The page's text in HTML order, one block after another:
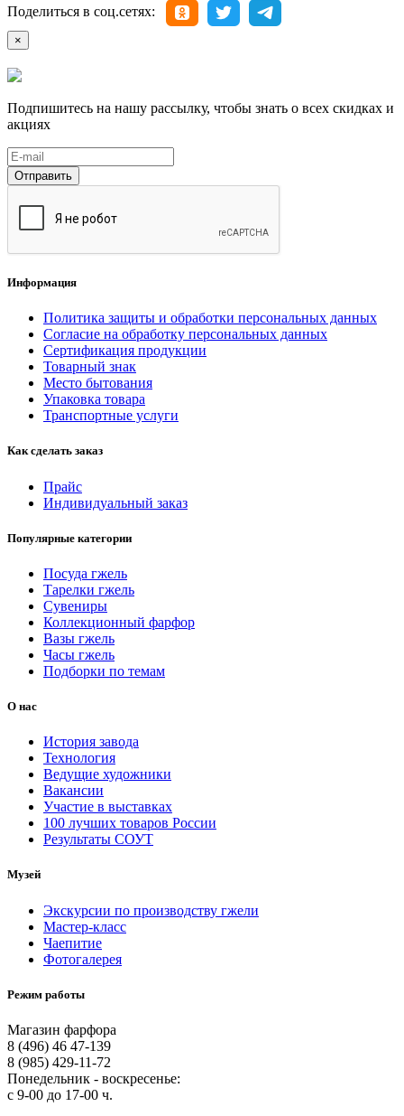
Поделиться в соц.сетях:
×
Подпишитесь на нашу рассылку, чтобы знать о всех скидках и
акциях
Отправить
Информация
Политика защиты и обработки персональных данных
Согласие на обработку персональных данных
Сертификация продукции
Товарный знак
Место бытования
Упаковка товара
Транспортные услуги
Как сделать заказ
Прайс
Индивидуальный заказ
Популярные категории
Посуда гжель
Тарелки гжель
Сувениры
Коллекционный фарфор
Вазы гжель
Часы гжель
Подборки по темам
О нас
История завода
Технология
Ведущие художники
Вакансии
Участие в выставках
100 лучших товаров России
Результаты СОУТ
Музей
Экскурсии по производству гжели
Мастер-класс
Чаепитие
Фотогалерея
Режим работы
Магазин фарфора
8 (496) 46 47-139
8 (985) 429-11-72
Понедельник - воскресенье:
с 9-00 до 17-00 ч.